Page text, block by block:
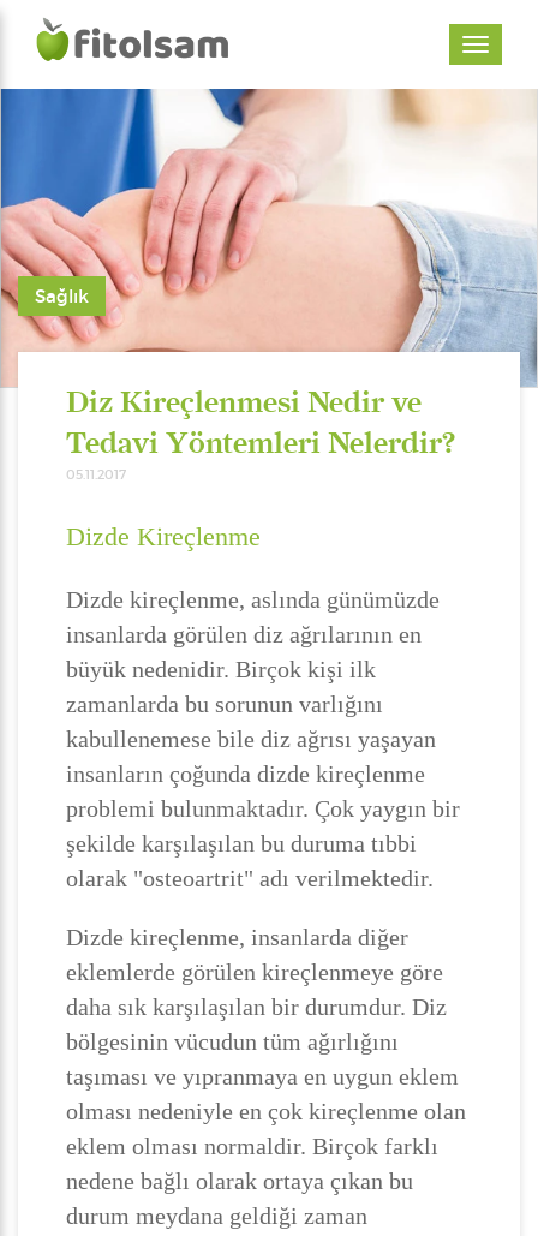
Sağlık
Diz Kireçlenmesi Nedir ve
Tedavi Yöntemleri Nelerdir?
05.11.2017
Dizde Kireçlenme
Dizde kireçlenme, aslında günümüzde
insanlarda görülen diz ağrılarının en
büyük nedenidir. Birçok kişi ilk
zamanlarda bu sorunun varlığını
kabullenemese bile diz ağrısı yaşayan
insanların çoğunda dizde kireçlenme
problemi bulunmaktadır. Çok yaygın bir
şekilde karşılaşılan bu duruma tıbbi
olarak "osteoartrit" adı verilmektedir.
Dizde kireçlenme, insanlarda diğer
eklemlerde görülen kireçlenmeye göre
daha sık karşılaşılan bir durumdur. Diz
bölgesinin vücudun tüm ağırlığını
taşıması ve yıpranmaya en uygun eklem
olması nedeniyle en çok kireçlenme olan
eklem olması normaldir. Birçok farklı
nedene bağlı olarak ortaya çıkan bu
durum meydana geldiği zaman